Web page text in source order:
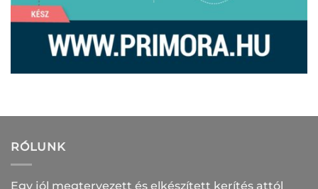
RÓLUNK
Egy jól megtervezett és elkészített kerítés attól